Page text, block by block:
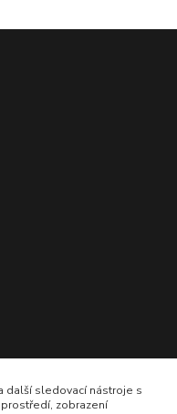
další sledovací nástroje s
zobrazení